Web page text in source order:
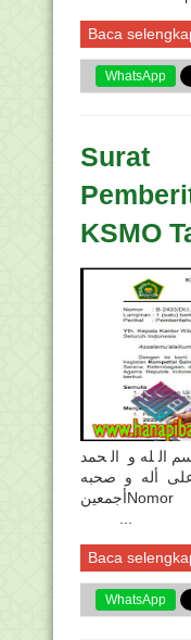
Baca
WhatsApp
KSMO
الله و الحمد
أله و صحبه
أجمعينNomor : B-2433/Dt.I.I/HM.01/10/2020
Baca
WhatsApp